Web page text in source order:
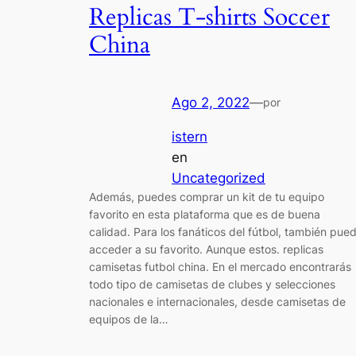
Replicas T-shirts Soccer
China
Ago 2, 2022—por
istern
en
Uncategorized
Además, puedes comprar un kit de tu equipo
favorito en esta plataforma que es de buena
calidad. Para los fanáticos del fútbol, también
acceder a su favorito. Aunque estos. replicas
camisetas futbol china. En el mercado encontrarás
todo tipo de camisetas de clubes y selecciones
nacionales e internacionales, desde camisetas de
equipos de la…